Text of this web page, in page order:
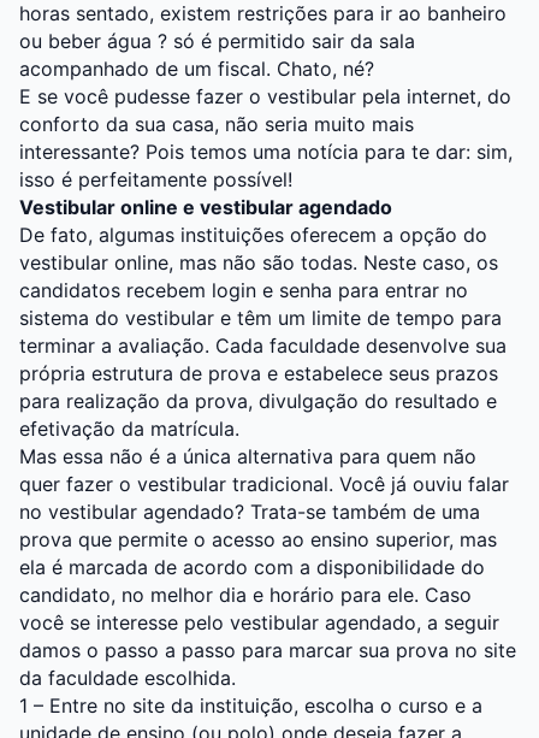
horas sentado, existem restrições para ir ao banheiro
ou beber água ? só é permitido sair da sala
acompanhado de um fiscal. Chato, né?
E se você pudesse fazer o vestibular pela internet, do
conforto da sua casa, não seria muito mais
interessante? Pois temos uma notícia para te dar: sim,
isso é perfeitamente possível!
Vestibular online e vestibular agendado
De fato, algumas instituições oferecem a opção do
vestibular online, mas não são todas. Neste caso, os
candidatos recebem login e senha para entrar no
sistema do vestibular e têm um limite de tempo para
terminar a avaliação. Cada faculdade desenvolve sua
própria estrutura de prova e estabelece seus prazos
para realização da prova, divulgação do resultado e
efetivação da matrícula.
Mas essa não é a única alternativa para quem não
quer fazer o vestibular tradicional. Você já ouviu falar
no vestibular agendado? Trata-se também de uma
prova que permite o acesso ao ensino superior, mas
ela é marcada de acordo com a disponibilidade do
candidato, no melhor dia e horário para ele. Caso
você se interesse pelo vestibular agendado, a seguir
damos o passo a passo para marcar sua prova no site
da faculdade escolhida.
1 – Entre no site da instituição, escolha o curso e a